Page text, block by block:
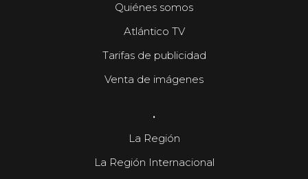
Quiénes somos
Atlántico TV
Tarifas de publicidad
Venta de imágenes
.
La Región
La Región Internacional